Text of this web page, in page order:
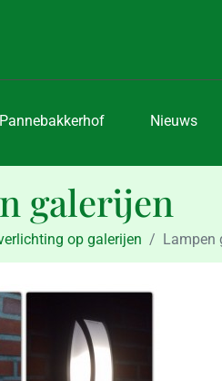
Nieuws
galerijen
op galerijen Lampen